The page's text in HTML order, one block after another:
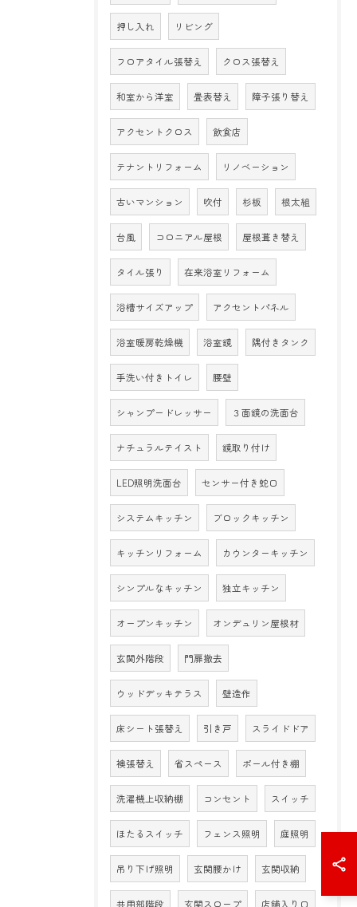
押し入れ リビング
フロアタイル張替え クロス張替え
和室から洋室 畳表替え 障子張り替え
アクセントクロス 飲食店
テナントリフォーム リノベーション
古いマンション 吹付 杉板 根太組
台風 コロニアル屋根 屋根葺き替え
タイル張り 在来浴室リフォーム
浴槽サイズアップ アクセントパネル
浴室暖房乾燥機 浴室鏡 隅付きタンク
手洗い付きトイレ 腰壁
シャンプードレッサー ３面鏡の洗面台
ナチュラルテイスト 鏡取り付け
LED照明洗面台 センサー付き蛇口
システムキッチン ブロックキッチン
キッチンリフォーム カウンターキッチン
シンプルなキッチン 独立キッチン
オープンキッチン オンデュリン屋根材
玄関外階段 門扉撤去
ウッドデッキテラス 壁造作
床シート張替え 引き戸 スライドドア
襖張替え 省スペース ポール付き棚
洗濯機上収納棚 コンセント スイッチ
ほたるスイッチ フェンス照明 庭照明
吊り下げ照明 玄関腰かけ 玄関収納
共用部階段 玄関スロープ 店舗入り口